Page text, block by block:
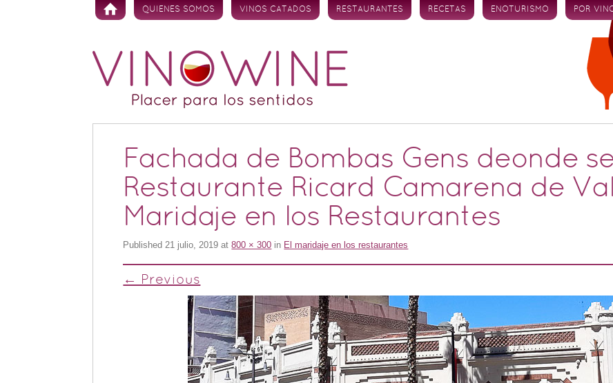
Skip to content
QUIENES SOMOS VINOS CATADOS RESTAURANTES RECETAS ENOTURISMO POR
Fachada de Bombas Gens deonde
Restaurante Ricard Camarena de
Maridaje en los Restaurantes
Published21 julio, 2019 at800 × 300 in El maridaje en los restaurantes
← Previous